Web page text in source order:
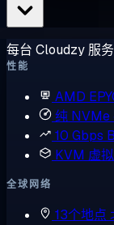
每台 Cloudzy 服
性能
AMD
纯 NVMe
10 Gbps
KVM 虚
全球网络
13个地点